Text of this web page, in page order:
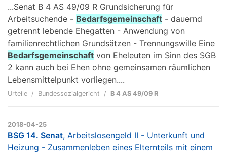
...Senat B 4 AS 49/09 R Grundsicherung für
Arbeitsuchende - Bedarfsgemeinschaft - dauernd
getrennt lebende Ehegatten - Anwendung von
familienrechtlichen Grundsätzen - Trennungswille Eine
Bedarfsgemeinschaft von Eheleuten im Sinn des SGB
2 kann auch bei Ehen ohne gemeinsamen räumlichen
Lebensmittelpunkt vorliegen....
Urteile Bundessozialgericht B 4 AS 49/09 R
2018-04-25
BSG 14. Senat, Arbeitslosengeld II - Unterkunft und
Heizung - Zusammenleben eines Elternteils mit einem